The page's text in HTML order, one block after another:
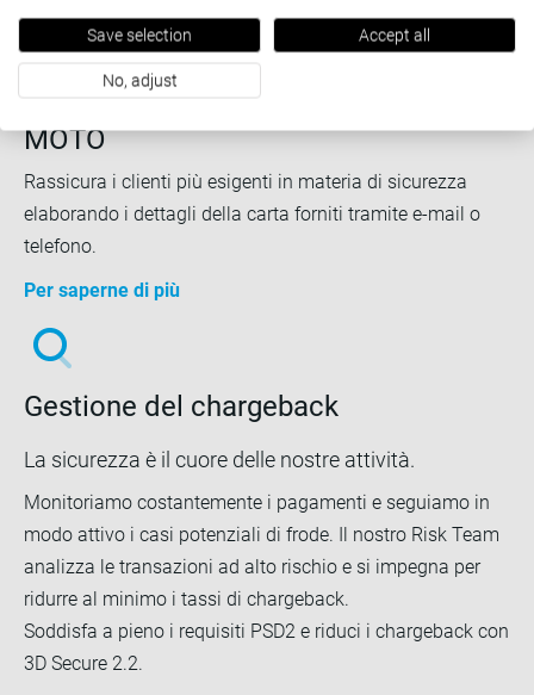
MOTO
Rassicura i clienti più esigenti in materia di sicurezza
elaborando i dettagli della carta forniti tramite e-mail o
telefono.
Per saperne di più
Gestione del chargeback
La sicurezza è il cuore delle nostre attività.
Monitoriamo costantemente i pagamenti e seguiamo in
modo attivo i casi potenziali di frode. Il nostro Risk Team
analizza le transazioni ad alto rischio e si impegna per
ridurre al minimo i tassi di chargeback.
Soddisfa a pieno i requisiti PSD2 e riduci i chargeback con
3D Secure 2.2.
Save selection Accept all
No, adjust